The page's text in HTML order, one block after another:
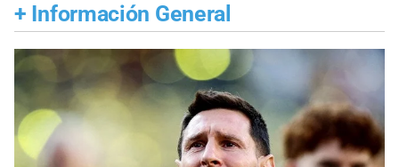
+ Información General